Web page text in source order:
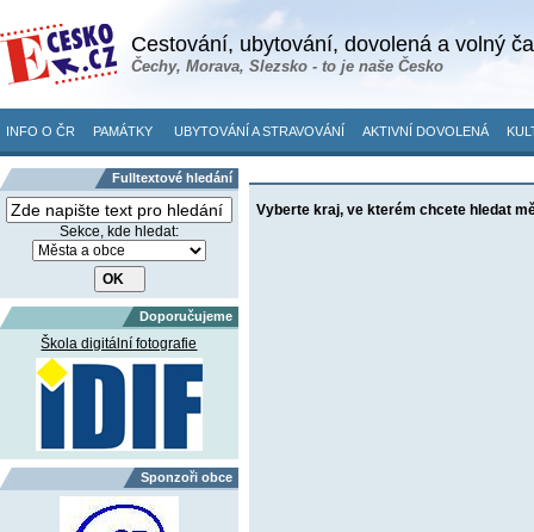
Cestování, ubytování, dovolená a volný
Čechy, Morava, Slezsko - to je naše Česko
INFO O ČR PAMÁTKY UBYTOVÁNÍ A STRAVOVÁNÍ AKTIVNÍ DOVOLENÁ
Fulltextové hledání
Sekce, kde hledat:
Doporučujeme
Škola digitální fotografie
Sponzoři obce
Vyberte kraj, ve kterém chcete hledat